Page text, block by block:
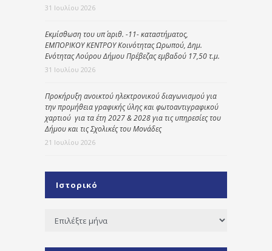
31 Ιουλίου 2026
Εκμίσθωση του υπ΄ αριθ. -11- καταστήματος,
ΕΜΠΟΡΙΚΟΥ ΚΕΝΤΡΟΥ Κοινότητας Ωρωπού, Δημ.
Ενότητας Λούρου Δήμου Πρέβεζας εμβαδού 17,50 τ.μ.
31 Ιουλίου 2026
Προκήρυξη ανοικτού ηλεκτρονικού διαγωνισμού για
την προμήθεια γραφικής ύλης και φωτοαντιγραφικού
χαρτιού για τα έτη 2027 & 2028 για τις υπηρεσίες του
Δήμου και τις Σχολικές του Μονάδες
21 Ιουλίου 2026
Ιστορικό
Ιστορικό